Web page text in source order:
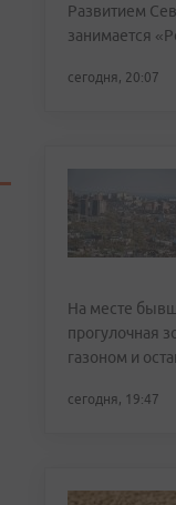
Развитием
занимается
сегодня, 20:07
На месте
прогулочная
газоном и
сегодня, 19:47